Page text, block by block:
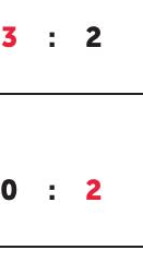
3 : 2
0 : 2